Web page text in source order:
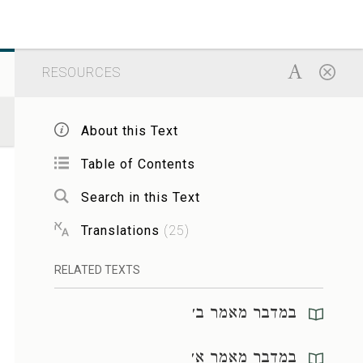
RESOURCES
About this Text
Table of Contents
Search in this Text
Translations (25)
RELATED TEXTS
במדבר מאמר ב׳